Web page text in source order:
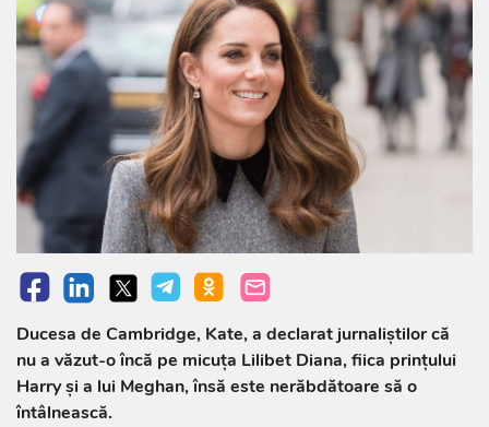
Ducesa de Cambridge, Kate, a declarat jurnaliștilor că
nu a văzut-o încă pe micuța Lilibet Diana, fiica prinţului
Harry şi a lui Meghan, însă este nerăbdătoare să o
întâlnească.